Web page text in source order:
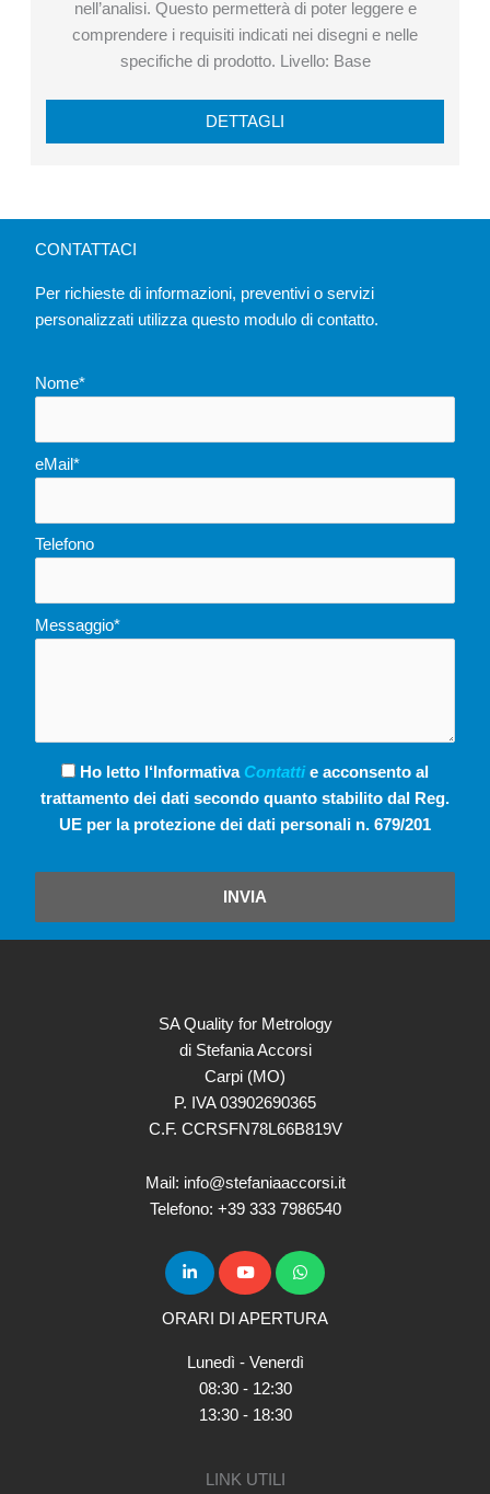
nell’analisi. Questo permetterà di poter leggere e
comprendere i requisiti indicati nei disegni e nelle
specifiche di prodotto. Livello: Base
DETTAGLI
CONTATTACI
Per richieste di informazioni, preventivi o servizi
personalizzati utilizza questo modulo di contatto.
Nome*
eMail*
Telefono
Messaggio*
Ho letto l‘Informativa Contattie acconsento al
trattamento dei dati secondo quanto stabilito dal Reg.
UE per la protezione dei dati personali n. 679/201
INVIA
SA Quality for Metrology
di Stefania Accorsi
Carpi (MO)
P. IVA 03902690365
C.F. CCRSFN78L66B819V
Mail: info@stefaniaaccorsi.it
Telefono: +39 333 7986540
ORARI DI APERTURA
Lunedì - Venerdì
08:30 - 12:30
13:30 - 18:30
LINK UTILI